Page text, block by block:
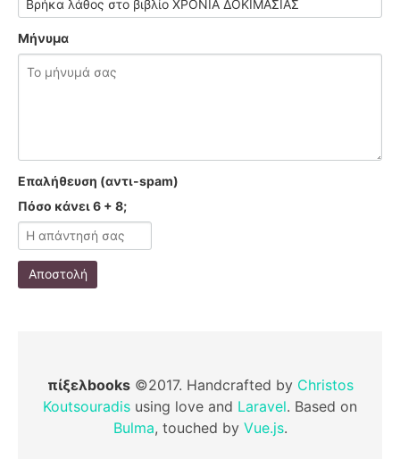
Μήνυμα
Επαλήθευση (αντι-spam)
Πόσο κάνει 6 + 8;
Αποστολή
πίξελbooks©2017. Handcrafted by Christos
Koutsouradis using love and Laravel. Based on
Bulma, touched by Vue.js.